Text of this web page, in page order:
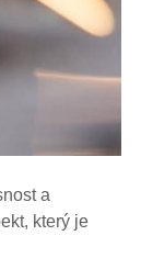
a
který je